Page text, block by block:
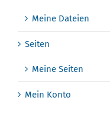
Meine Dateien
Seiten
Meine Seiten
Mein Konto